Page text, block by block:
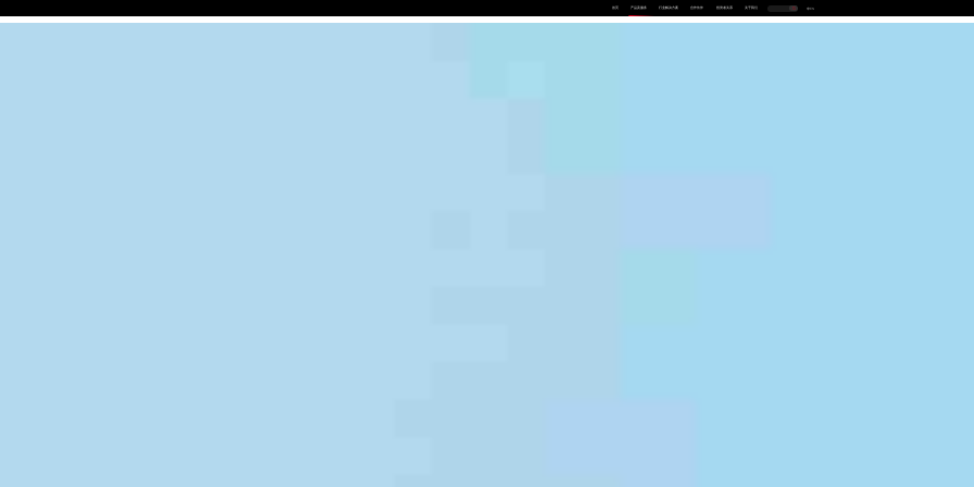
首页 产品及服务 行业解决方案 合作伙伴 投资者关系 关于我们 中EN